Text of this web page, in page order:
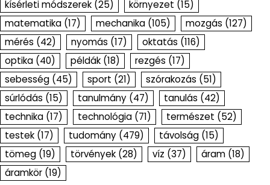
kísérleti módszerek (25) környezet (15)
matematika (17) mechanika (105) mozgás (127)
mérés (42) nyomás (17) oktatás (116)
optika (40) példák (18) rezgés (17)
sebesség (45) sport (21) szórakozás (51)
súrlódás (15) tanulmány (47) tanulás (42)
technika (17) technológia (71) természet (52)
testek (17) tudomány (479) távolság (15)
tömeg (19) törvények (28) víz (37) áram (18)
áramkör (19)